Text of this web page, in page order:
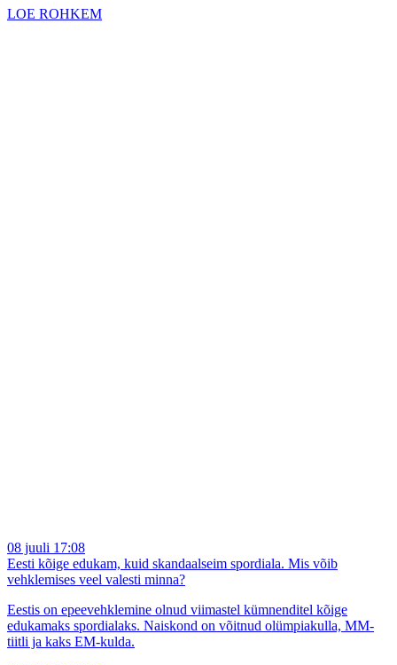
LOE ROHKEM
08 juuli 17:08
Eesti kõige edukam, kuid skandaalseim spordiala. Mis võib
vehklemises veel valesti minna?
Eestis on epeevehklemine olnud viimastel kümnenditel kõige
edukamaks spordialaks. Naiskond on võitnud olümpiakulla, MM-
tiitli ja kaks EM-kulda.